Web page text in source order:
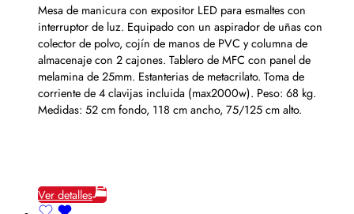
Mesa de manicura con expositor LED para esmaltes con
interruptor de luz. Equipado con un aspirador de uñas con
colector de polvo, cojín de manos de PVC y columna de
almacenaje con 2 cajones. Tablero de MFC con panel de
melamina de 25mm. Estanterias de metacrilato. Toma de
corriente de 4 clavijas incluida (max2000w). Peso: 68 kg.
Medidas: 52 cm fondo, 118 cm ancho, 75/125 cm alto.
Ver detalles